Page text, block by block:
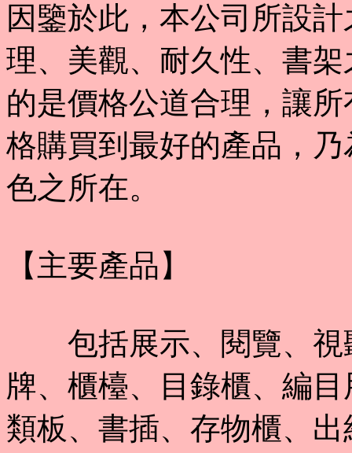
因鑒於此，本公司所設
理、美觀、耐久性、書
的是價格公道合理，讓
格購買到最好的產品，
色之所在。
【主要產品】
包括展示、閱覽、視
牌、櫃檯、目錄櫃、編
類板、書插、存物櫃、